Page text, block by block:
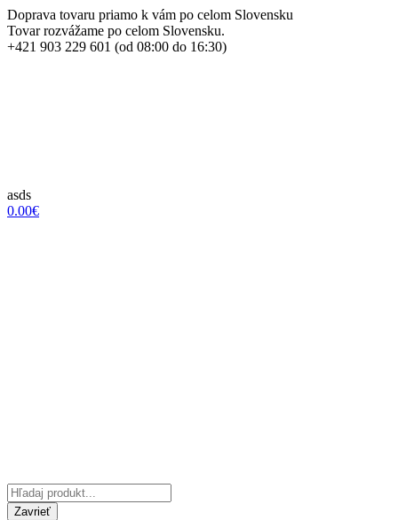
Doprava tovaru priamo k vám po celom Slovensku
Tovar rozvážame po celom Slovensku.
+421 903 229 601 (od 08:00 do 16:30)
asds
0.00€
Zavrieť